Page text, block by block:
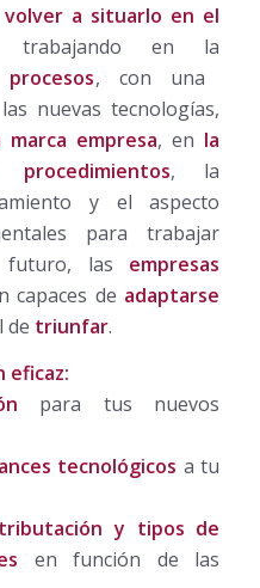
volver a situarlo en el
trabajando en la
, con una
nuevas tecnologías,
empresa, en la
, la
y el aspecto
para trabajar
futuro, las empresas
capaces de adaptarse
de triunfar.
eficaz:
para tus nuevos
tecnológicos a tu
tributación y tipos de
en función de las